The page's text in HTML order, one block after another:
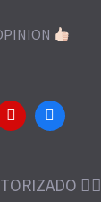
👌🏻